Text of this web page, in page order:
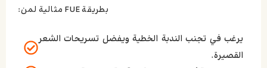
بطريقة FUE مثالية لمن:
يرغب في تجنب الندبة الخطية ويفضل تسريحات الشعر
القصيرة.